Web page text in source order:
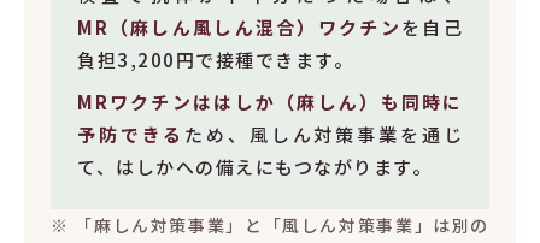
MR（麻しん風しん混合）ワクチンを自己
負担3,200円で接種できます。
MRワクチンははしか（麻しん）も同時に
予防できる ため、風しん対策事業を通じ
て、はしかへの備えにもつながります。
※ 「麻しん対策事業」と「風しん対策事業」は別の